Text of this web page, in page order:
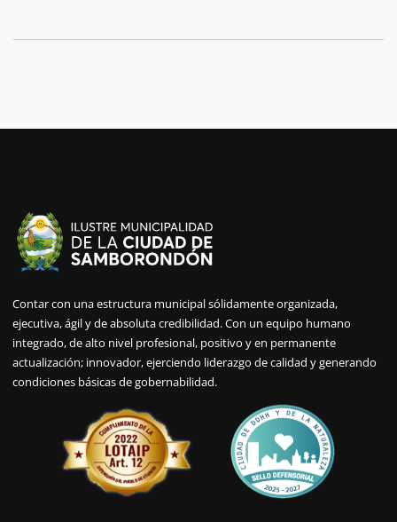
Contar con una estructura municipal sólidamente organizada,
ejecutiva, ágil y de absoluta credibilidad. Con un equipo humano
integrado, de alto nivel profesional, positivo y en permanente
actualización; innovador, ejerciendo liderazgo de calidad y generando
condiciones básicas de gobernabilidad.